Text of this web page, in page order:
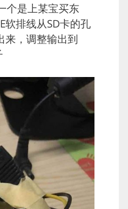
个是上某宝买东
软排线从SD卡的孔
来，调整输出到